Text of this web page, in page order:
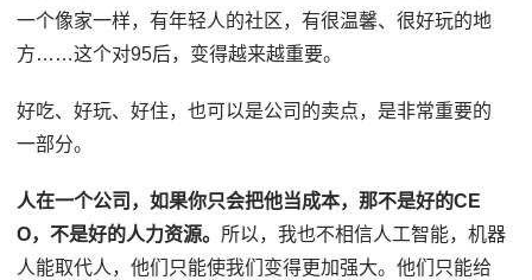
一个像家一样，有年轻人的社区，有很温馨、很好玩的地
方……这个对95后，变得越来越重要。
好吃、好玩、好住，也可以是公司的卖点，是非常重要的
一部分。
人在一个公司，如果你只会把他当成本，那不是好的CE
O，不是好的人力资源。 所以，我也不相信人工智能，机器
人能取代人，他们只能使我们变得更加强大。他们只能给